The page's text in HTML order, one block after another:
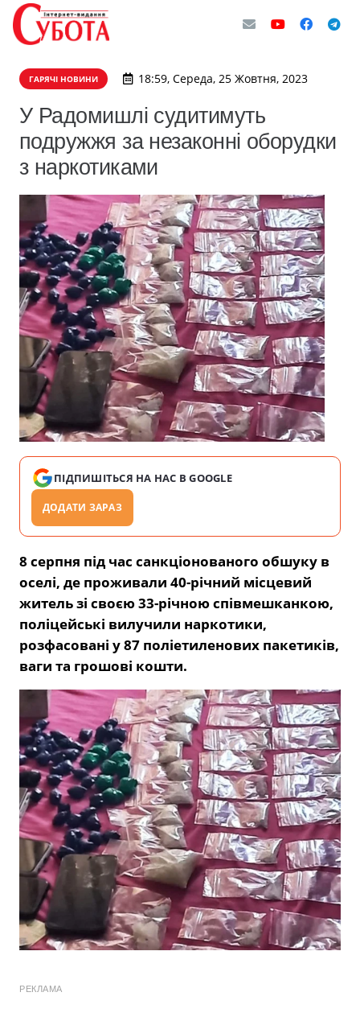
ГАРЯЧІ НОВИНИ 18:59, Середа, 25 Жовтня, 2023
У Радомишлі судитимуть
подружжя за незаконні оборудки
з наркотиками
ПІДПИШІТЬСЯ НА НАС В GOOGLE
ДОДАТИ ЗАРАЗ
8 серпня під час санкціонованого обшуку в
оселі, де проживали 40-річний місцевий
житель зі своєю 33-річною співмешканкою,
поліцейські вилучили наркотики,
розфасовані у 87 поліетиленових пакетиків,
ваги та грошові кошти.
РЕКЛАМА